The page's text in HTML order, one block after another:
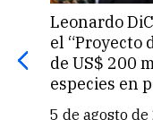
Leonardo
el “Proyecto
de US$ 200
especies en
5 de agosto